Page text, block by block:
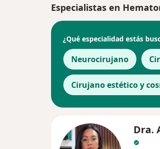
Especialistas en
¿Qué especialidad estás
Neurocirujano
Cirujano estético y
Dra.